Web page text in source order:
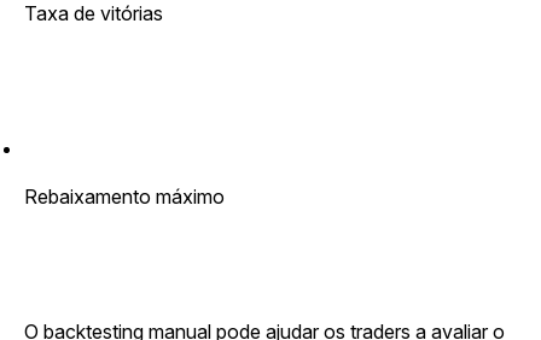
Taxa de vitórias
Rebaixamento máximo
O backtesting manual pode ajudar os traders a avaliar o